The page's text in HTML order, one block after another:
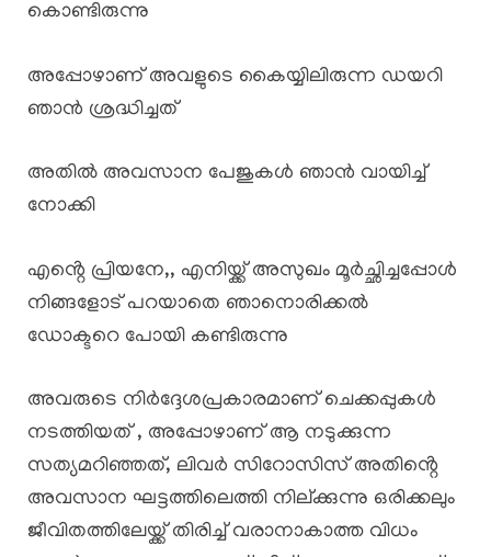
കൊണ്ടിരുന്നു
അപ്പോഴാണ് അവളുടെ കൈയ്യിലിരുന്ന ഡയറി
ഞാൻ ശ്രദ്ധിച്ചത്
അതിൽ അവസാന പേജുകൾ ഞാൻ വായിച്ച്
നോക്കി
എൻ്റെ പ്രിയനേ,, എനിയ്ക്ക് അസുഖം മൂർച്ഛിച്ചപ്പോൾ
നിങ്ങളോട് പറയാതെ ഞാനൊരിക്കൽ
ഡോക്ടറെ പോയി കണ്ടിരുന്നു
അവരുടെ നിർദ്ദേശപ്രകാരമാണ് ചെക്കപ്പുകൾ
നടത്തിയത് , അപ്പോഴാണ് ആ നടുക്കുന്ന
സത്യമറിഞ്ഞത്, ലിവർ സിറോസിസ് അതിൻ്റെ
അവസാന ഘട്ടത്തിലെത്തി നില്ക്കുന്നു ഒരിക്കലും
ജീവിതത്തിലേയ്ക്ക് തിരിച്ച് വരാനാകാത്ത വിധം